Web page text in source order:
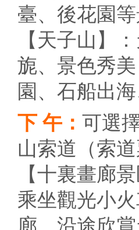
臺、後花園
【天子山】
旎、景色秀
園、石船出
下 午： 可選
山索道（索
【十裏畫廊
乘坐觀光小
廊，沿途欣